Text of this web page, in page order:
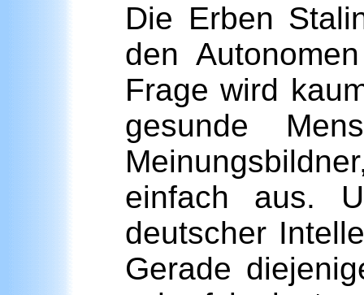
Die Erben
den
Frage wird
gesunde
einfach aus.
deutscher
Gerade